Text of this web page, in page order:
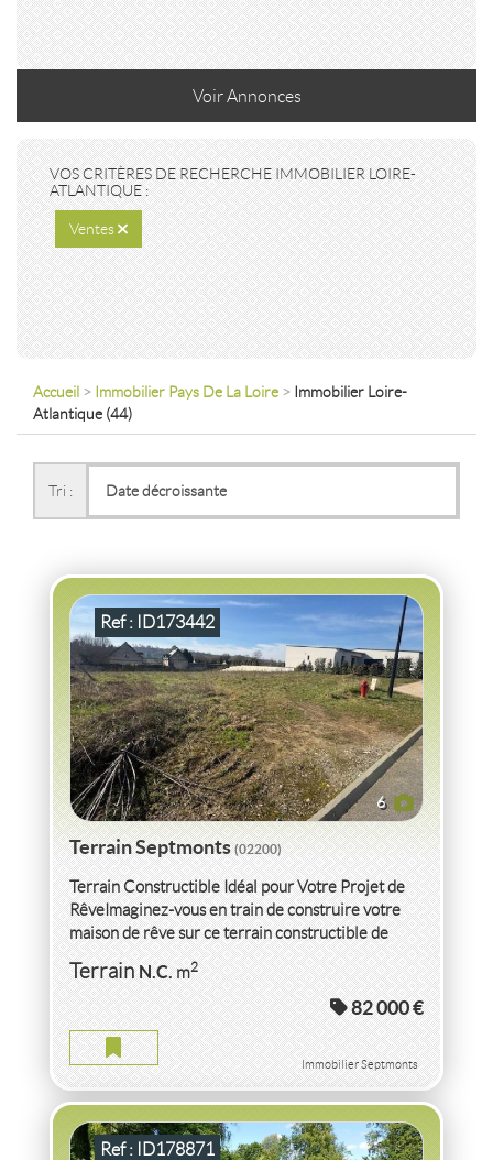
VoirAnnonces
VOS CRITÈRES DE RECHERCHE IMMOBILIER LOIRE-
ATLANTIQUE :
Ventes
Accueil > Immobilier Pays De La Loire > Immobilier Loire-
Atlantique (44)
Tri :
6
Ref : ID173442
VENTE TERRAINAISNE
TERRAIN AISNE
Terrain Septmonts(02200)
Terrain Constructible Idéal pour Votre Projet de
RêveImaginez-vous en train de construire votre
maison de rêve sur ce terrain constructible de
1272 m2...
TerrainN.C.m2
82 000 €
Immobilier Septmonts
Ref : ID178871
VENTE TERRAINAISNE
TERRAIN AISNE
Terrain17 930m2